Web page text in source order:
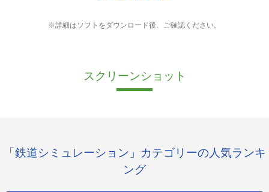
※詳細はソフトをダウンロード後、ご確認ください。
スクリーンショット
「鉄道シミュレーション」カテゴリーの人気ランキ
ング